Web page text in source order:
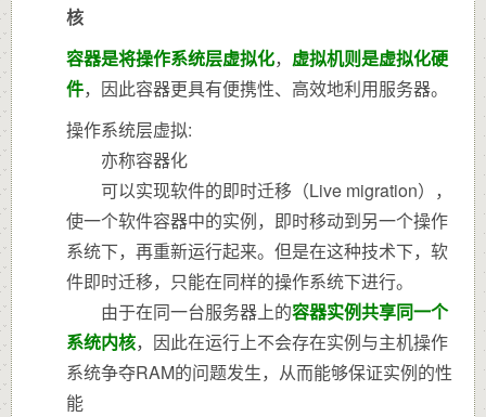
核
容器是将操作系统层虚拟化， 虚拟机则是虚拟化硬
件，因此容器更具有便携性、高效地利用服务器。
操作系统层虚拟:
亦称容器化
可以实现软件的即时迁移（Live migration），
使一个软件容器中的实例，即时移动到另一个操作
系统下，再重新运行起来。但是在这种技术下，软
件即时迁移，只能在同样的操作系统下进行。
由于在同一台服务器上的容器实例共享同一个
系统内核，因此在运行上不会存在实例与主机操作
系统争夺RAM的问题发生，从而能够保证实例的性
能